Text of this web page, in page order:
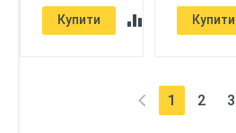
Купити Купити
1
(current)
2 3